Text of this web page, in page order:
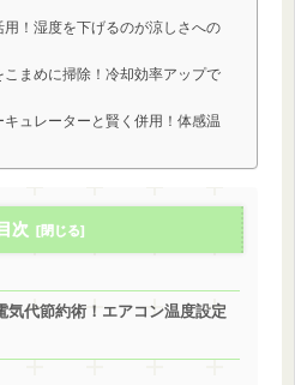
！湿度を下げるのが涼しさへの
まめに掃除！冷却効率アップで
ュレーターと賢く併用！体感温
目次
気代節約術！エアコン温度設定